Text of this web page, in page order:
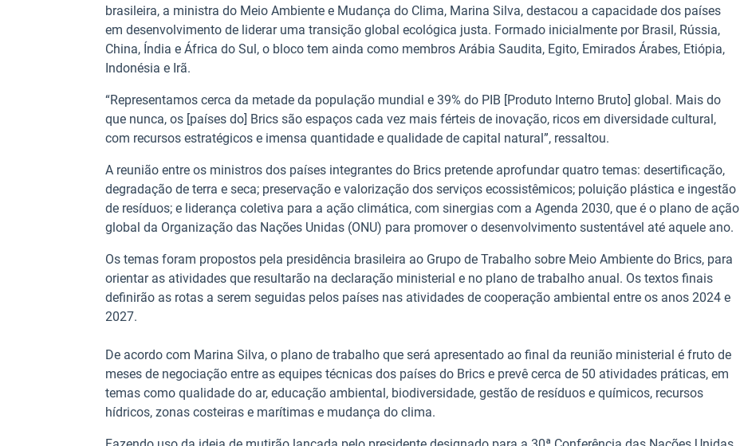
brasileira, a ministra do Meio Ambiente e Mudança do Clima, Marina Silva, destacou a capacidade dos países
em desenvolvimento de liderar uma transição global ecológica justa. Formado inicialmente por Brasil, Rússia,
China, Índia e África do Sul, o bloco tem ainda como membros Arábia Saudita, Egito, Emirados Árabes, Etiópia,
Indonésia e Irã.
“Representamos cerca da metade da população mundial e 39% do PIB [Produto Interno Bruto] global. Mais do
que nunca, os [países do] Brics são espaços cada vez mais férteis de inovação, ricos em diversidade cultural,
com recursos estratégicos e imensa quantidade e qualidade de capital natural”, ressaltou.
A reunião entre os ministros dos países integrantes do Brics pretende aprofundar quatro temas: desertificação,
degradação de terra e seca; preservação e valorização dos serviços ecossistêmicos; poluição plástica e ingestão
de resíduos; e liderança coletiva para a ação climática, com sinergias com a Agenda 2030, que é o plano de ação
global da Organização das Nações Unidas (ONU) para promover o desenvolvimento sustentável até aquele ano.
Os temas foram propostos pela presidência brasileira ao Grupo de Trabalho sobre Meio Ambiente do Brics, para
orientar as atividades que resultarão na declaração ministerial e no plano de trabalho anual. Os textos finais
definirão as rotas a serem seguidas pelos países nas atividades de cooperação ambiental entre os anos 2024 e
2027.
De acordo com Marina Silva, o plano de trabalho que será apresentado ao final da reunião ministerial é fruto de
meses de negociação entre as equipes técnicas dos países do Brics e prevê cerca de 50 atividades práticas, em
temas como qualidade do ar, educação ambiental, biodiversidade, gestão de resíduos e químicos, recursos
hídricos, zonas costeiras e marítimas e mudança do clima.